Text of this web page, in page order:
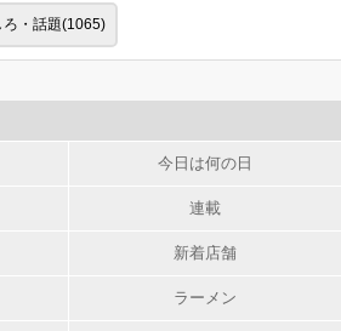
ろ・話題(1065)
今日は何の日
連載
新着店舗
ラーメン